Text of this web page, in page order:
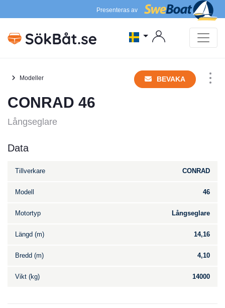
Presenteras av
Modeller BEVAKA
CONRAD 46
Långseglare
Data
Tillverkare CONRAD
Modell 46
Motortyp Långseglare
Längd (m) 14,16
Bredd (m) 4,10
Vikt (kg) 14000